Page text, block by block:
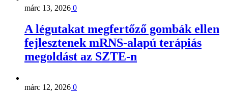
márc 13, 2026 0
A légutakat megfertőző gombák ellen
fejlesztenek mRNS-alapú terápiás
megoldást az SZTE-n
márc 12, 2026 0